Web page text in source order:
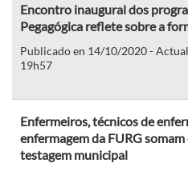
Encontro inaugural dos
Pegagógica reflete sobre a
Publicado en 14/10/2020 -
19h57
Enfermeiros, técnicos de
enfermagem da FURG
testagem municipal